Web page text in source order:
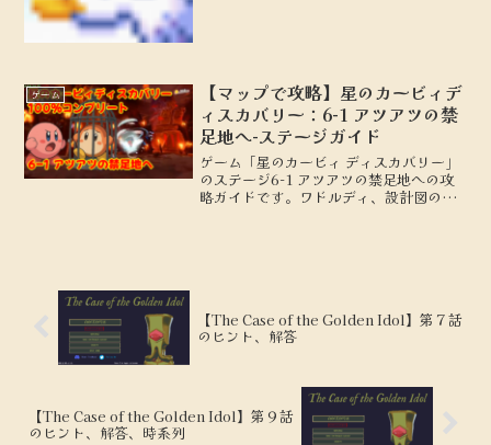
ゲーム
【マップで攻略】星のカービィデ
ィスカバリー：6-1 アツアツの禁
足地へ-ステージガイド
ゲーム「星のカービィ ディスカバリー」
のステージ6-1 アツアツの禁足地への攻
略ガイドです。ワドルディ、設計図の場
【The Case of the Golden Idol】第７話
のヒント、解答
【The Case of the Golden Idol】第９話
のヒント、解答、時系列